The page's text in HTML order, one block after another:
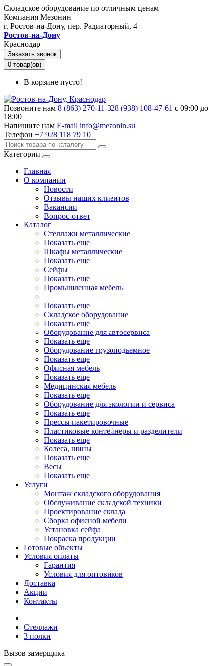
Складское оборудование по отличным ценам
Компания Мезонин
г. Ростов-на-Дону, пер. Радиаторный, 4
Ростов-на-Дону
Краснодар
Заказать звонок
0 товар(ов)
В корзине пусто!
Позвоните нам 8 (863) 270-11-328 (938) 108-47-61 с 09:00 до
18:00
Напишите нам E-mail info@mezonin.su
Телефон +7 928 118 79 10
Категории
Главная
О компании
Новости
Отзывы наших клиентов
Вакансии
Вопрос-ответ
Каталог
Стеллажи металлические
Показать еще
Шкафы металлические
Показать еще
Сейфы
Показать еще
Промышленная мебель
Показать еще
Складское оборудование
Показать еще
Оборудование для автосервиса
Показать еще
Оборудование грузоподьемное
Показать еще
Офисная мебель
Показать еще
Медицинская мебель
Показать еще
Оборудование для экологии и сервиса
Показать еще
Прессы пакетировочные
Пластиковые контейнеры и разделители
Показать еще
Колеса, шины
Показать еще
Весы
Показать еще
Услуги
Монтаж складского оборудования
Обслуживание складской техники
Проектирование склада
Сборка офисной мебели
Установка сейфа
Покраска продукции
Готовые объекты
Условия оплаты
Гарантия
Условия для оптовиков
Доставка
Акции
Контакты
Стеллажи
3 полки
Вызов замерщика